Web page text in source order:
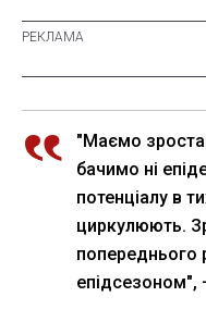
"Маємо
бачимо ні
потенціалу в
циркулюють.
попереднього
епідсезоном",